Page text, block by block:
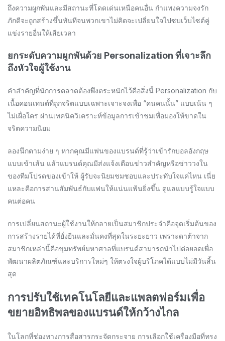
ถึงความผูกพันและมีสถานะที่โดดเด่นเหนือคนอื่น กำแพงความจงรัก
ภักดีจะถูกสร้างขึ้นทันทีจนพวกเขาไม่คิดจะเปลี่ยนใจไปซบเว็บไซต์คู่
แข่งรายอื่นให้เสียเวลา
ยกระดับความผูกพันด้วย Personalization ที่เจาะลึก
ถึงหัวใจผู้ใช้งาน
คำสำคัญที่นักการตลาดต้องพึงตระหนักไว้คือสิ่งนี้ Personalization กับ
เนื้อคอนเทนต์ที่ถูกจริตแบบเฉพาะเจาะจงเพื่อ “คนคนนั้น” แบบเน้น ๆ
ไม่เผื่อใคร ผ่านเทคนิควิเคราะห์ข้อมูลการเข้าชมเพื่อมองให้ขาดใน
จริตความนิยม
ลองนึกตามง่าย ๆ หากคุณมีแฟนของแบรนด์ที่รู้ว่าเข้ารักบอลอังกฤษ
แบบเข้าเส้น แล้วแบรนด์คุณมีส่งแจ้งเตือนข่าวสำคัญหรือข่าววงใน
ของทีมโปรดของเข้าให้ ผู้รับจะนิยมชมชอบและประทับใจแค่ไหน เนี่ย
แหละคือการสานสัมพันธ์กับแฟนให้แน่นแฟ้นยิ่งขึ้น ดูแลแบบรู้ใจแบบ
คนต่อคน
การเปลี่ยนสถานะผู้ใช้งานให้กลายเป็นสมาชิกประจำคือจุดเริ่มต้นของ
การสร้างรายได้ที่ยั่งยืนและมั่นคงที่สุดในระยะยาว เพราะดาต้าจาก
สมาชิกเหล่านี้คือขุมทรัพย์มหาศาลที่แบรนด์สามารถนำไปต่อยอดเพื่อ
พัฒนาผลิตภัณฑ์และบริการใหม่ๆ ให้ตรงใจผู้บริโภคได้แบบไม่มีวันสิ้น
สุด
การปรับใช้เทคโนโลยีและแพลตฟอร์มเพื่อ
ขยายอิทธิพลของแบรนด์ให้กว้างไกล
ในโลกที่ช่องทางการสื่อสารกระจัดกระจาย การเลือกใช้เครื่องมือที่ทรง